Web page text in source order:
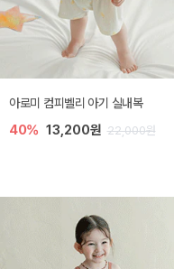
아로미 컴피벨리 아기 실내복
40% 13,200원 22,000원